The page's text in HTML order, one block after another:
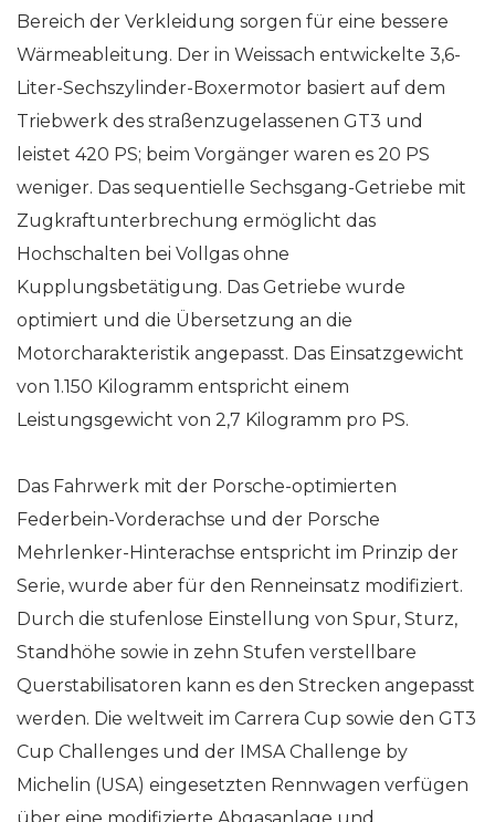
Bereich der Verkleidung sorgen für eine bessere
Wärmeableitung. Der in Weissach entwickelte 3,6-
Liter-Sechszylinder-Boxermotor basiert auf dem
Triebwerk des straßenzugelassenen GT3 und
leistet 420 PS; beim Vorgänger waren es 20 PS
weniger. Das sequentielle Sechsgang-Getriebe mit
Zugkraftunterbrechung ermöglicht das
Hochschalten bei Vollgas ohne
Kupplungsbetätigung. Das Getriebe wurde
optimiert und die Übersetzung an die
Motorcharakteristik angepasst. Das Einsatzgewicht
von 1.150 Kilogramm entspricht einem
Leistungsgewicht von 2,7 Kilogramm pro PS.
Das Fahrwerk mit der Porsche-optimierten
Federbein-Vorderachse und der Porsche
Mehrlenker-Hinterachse entspricht im Prinzip der
Serie, wurde aber für den Renneinsatz modifiziert.
Durch die stufenlose Einstellung von Spur, Sturz,
Standhöhe sowie in zehn Stufen verstellbare
Querstabilisatoren kann es den Strecken angepasst
werden. Die weltweit im Carrera Cup sowie den GT3
Cup Challenges und der IMSA Challenge by
Michelin (USA) eingesetzten Rennwagen verfügen